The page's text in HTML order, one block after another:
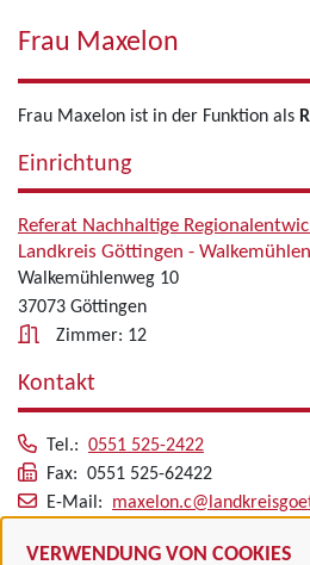
VERWENDUNG VON COOKIES
Frau Maxelon
Frau Maxelon ist in der Funktion als
Einrichtung
Referat Nachhaltige
Landkreis Göttingen -
Walkemühlenweg 10
37073 Göttingen
Zimmer: 12
Kontakt
Tel.: 0551 525-2422
Fax: 0551 525-62422
E-Mail:
Alle zugeordneten